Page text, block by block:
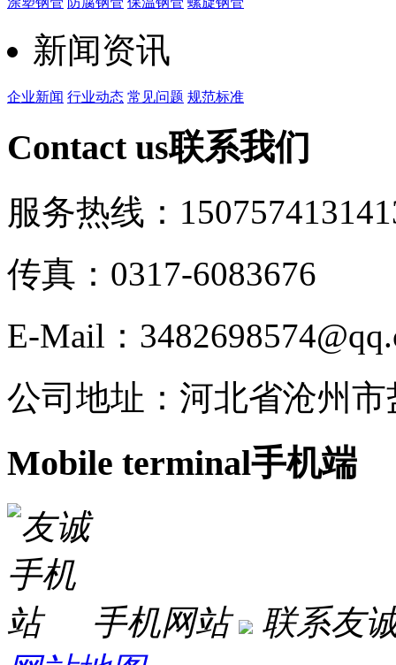
新闻资讯
企业新闻 行业动态 常见问题 规范标准
Contact us联系我们
服务热线：15075741314
传真：0317-6083676
E-Mail：
公司地址：河北省沧州
Mobile terminal手机端
手机网站
联系友